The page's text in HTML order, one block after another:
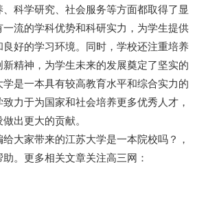
科学研究、社会服务等方面都取得了显
流的学科优势和科研实力，为学生提供
好的学习环境。同时，学校还注重培养
精神，为学生未来的发展奠定了坚实的
是一本具有较高教育水平和综合实力的
力于为国家和社会培养更多优秀人才，
出更大的贡献。
大家带来的江苏大学是一本院校吗？，
。更多相关文章关注高三网：